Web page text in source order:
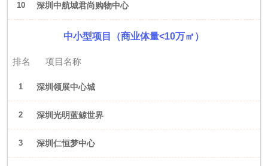
10 深圳中航城君尚购物中心
中小型项目（商业体量<10万㎡）
排名 项目名称
1 深圳领展中心城
2 深圳光明蓝鲸世界
3 深圳仁恒梦中心